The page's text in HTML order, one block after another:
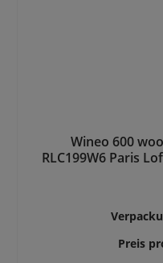
Wineo 600
RLC199W6 Paris
Preis